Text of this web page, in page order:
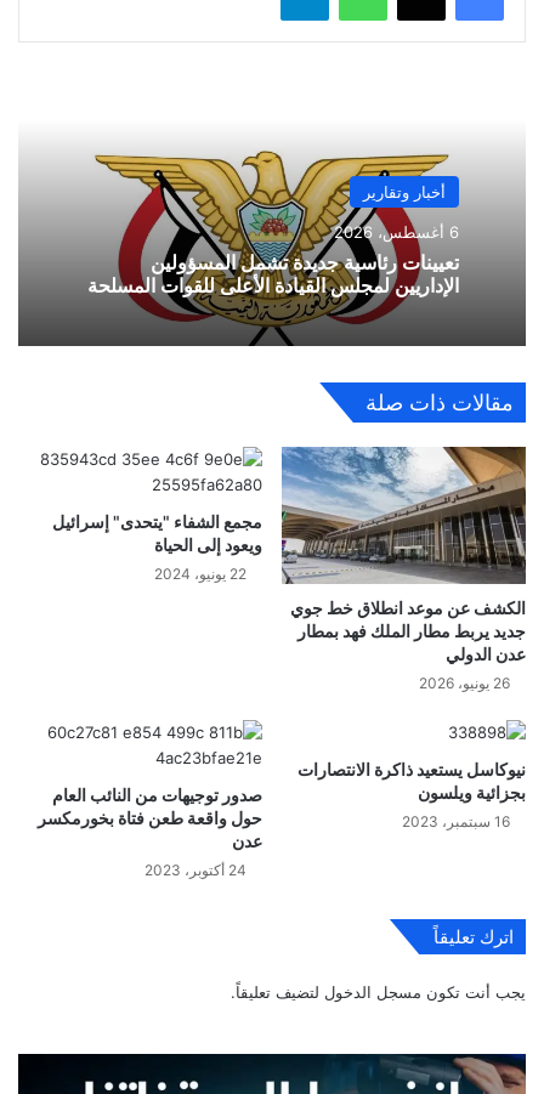
أخبار وتقارير
6 أغسطس، 2026
تعيينات رئاسية جديدة تشمل المسؤولين
الإداريين لمجلس القيادة الأعلى للقوات المسلحة
مقالات ذات صلة
الكشف عن موعد انطلاق خط جوي
جديد يربط مطار الملك فهد بمطار
عدن الدولي
26 يونيو، 2026
مجمع الشفاء "يتحدى" إسرائيل
ويعود إلى الحياة
22 يونيو، 2024
نيوكاسل يستعيد ذاكرة الانتصارات
بجزائية ويلسون
16 سبتمبر، 2023
صدور توجيهات من النائب العام
حول واقعة طعن فتاة بخورمكسر
عدن
24 أكتوبر، 2023
اترك تعليقاً
يجب أنت تكون مسجل الدخول لتضيف تعليقاً.